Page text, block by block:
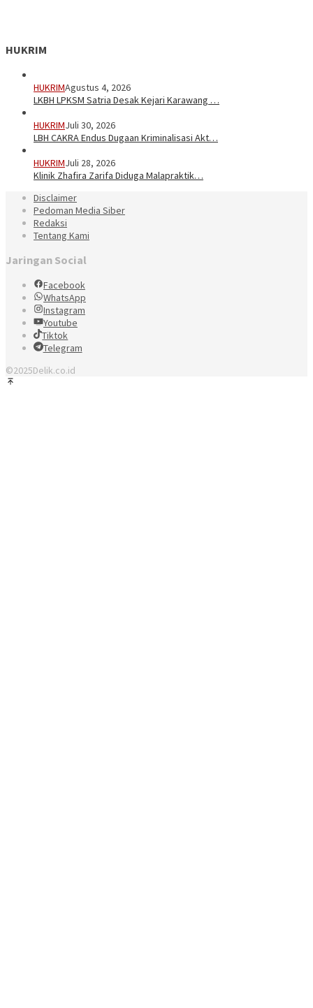
HUKRIM
HUKRIMAgustus 4, 2026
LKBH LPKSM Satria Desak Kejari Karawang …
HUKRIMJuli 30, 2026
LBH CAKRA Endus Dugaan Kriminalisasi Akt…
HUKRIMJuli 28, 2026
Klinik Zhafira Zarifa Diduga Malapraktik…
Disclaimer
Pedoman Media Siber
Redaksi
Tentang Kami
Jaringan Social
Facebook
WhatsApp
Instagram
Youtube
Tiktok
Telegram
©2025Delik.co.id